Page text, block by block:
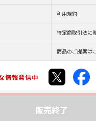
販売終了
利用規約
特定商取引法に
商品のご提案は
情報発信中